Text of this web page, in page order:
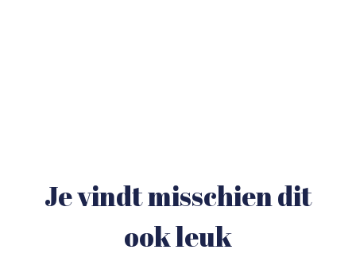
Je vindt misschien dit
ook leuk